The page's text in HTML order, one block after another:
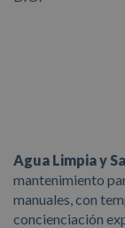
Agua Limpia y
mantenimiento
manuales, con
concienciación